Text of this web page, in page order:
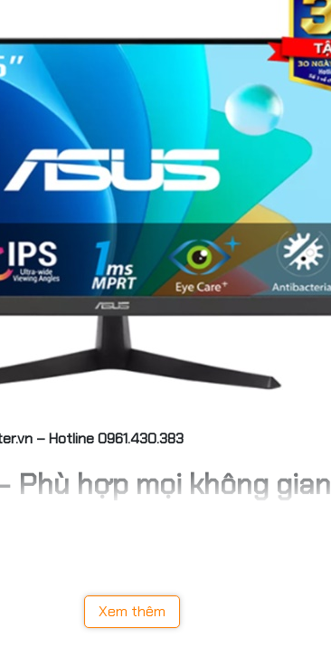
– Hotline 0961.430.383
Phù hợp mọi không
Xem thêm